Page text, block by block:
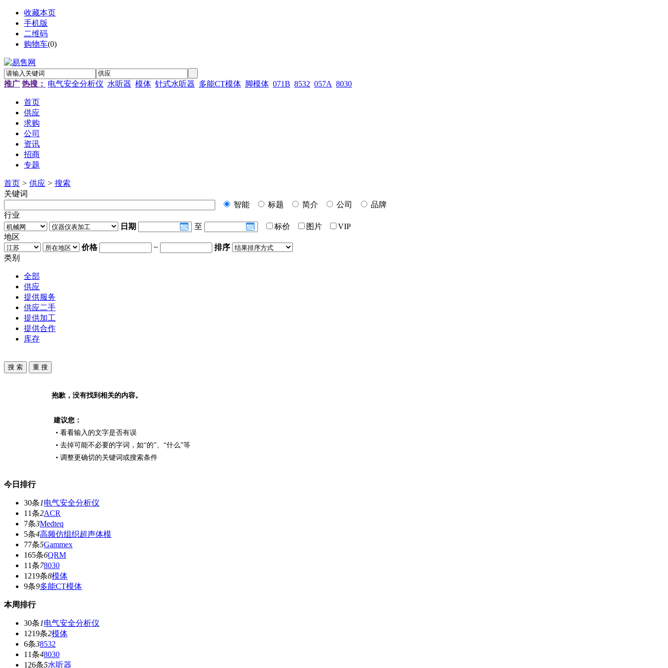
收藏本页
手机版
二维码
购物车(0)
推广 热搜： 电气安全分析仪 水听器 模体 针式水听器 多能CT模体 脚模体 071B 8532 057A 8030
首页
供应
求购
公司
资讯
招商
专题
首页 > 供应 > 搜索
关键词
智能
标题 简介 公司
品牌
行业
日期
至 标价 图片
VIP
地区
价格
~
排序
类别
全部
供应
提供服务
供应二手
提供加工
提供合作
库存
抱歉，没有找到相关的内容。
建议您：
• 看看输入的文字是否有误
• 去掉可能不必要的字词，如“的”、“什么”等
• 调整更确切的关键词或搜索条件
今日排行
30条1电气安全分析仪
11条2ACR
7条3Medteq
5条4高频仿组织超声体模
77条5Gammex
165条6QRM
11条78030
1219条8模体
9条9多能CT模体
本周排行
30条1电气安全分析仪
1219条2模体
6条38532
11条48030
126条5水听器